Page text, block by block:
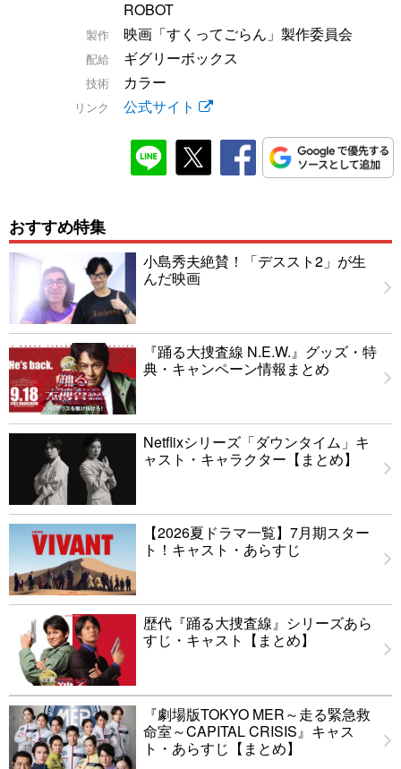
ROBOT
製作 映画「すくってごらん」製作委員会
配給 ギグリーボックス
技術 カラー
リンク 公式サイト
おすすめ特集
小島秀夫絶賛！「デススト2」が生
んだ映画
『踊る大捜査線 N.E.W.』グッズ・特
典・キャンペーン情報まとめ
Netflixシリーズ「ダウンタイム」キ
ャスト・キャラクター【まとめ】
【2026夏ドラマ一覧】7月期スター
ト！キャスト・あらすじ
歴代『踊る大捜査線』シリーズあら
すじ・キャスト【まとめ】
『劇場版TOKYO MER～走る緊急救
命室～CAPITAL CRISIS』キャス
ト・あらすじ【まとめ】